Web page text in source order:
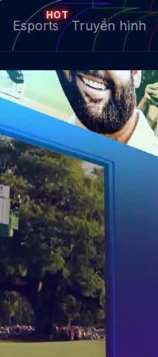
Esports
HOT
Truyền hình